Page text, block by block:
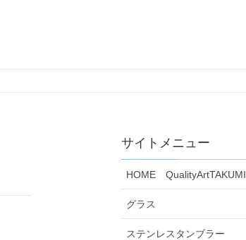
サイトメニュー
HOME QualityArtTAKUMI
グラス
ステンレスタンブラー